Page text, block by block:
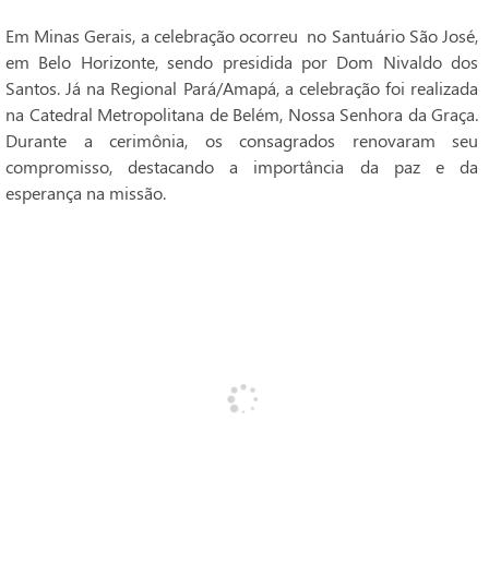
Em Minas Gerais, a celebração ocorreu no Santuário São José,
em Belo Horizonte, sendo presidida por Dom Nivaldo dos
Santos. Já na Regional Pará/Amapá, a celebração foi realizada
na Catedral Metropolitana de Belém, Nossa Senhora da Graça.
Durante a cerimônia, os consagrados renovaram seu
compromisso, destacando a importância da paz e da
esperança na missão.